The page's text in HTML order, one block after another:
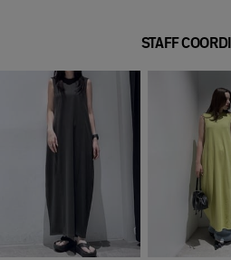
異なる場合があります。
※画像の商品は光の照射や角度、
り、実物と色味が異なる場合がご
※着用、お取り扱いの際は、アテ
い。
STAFF